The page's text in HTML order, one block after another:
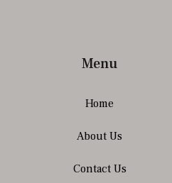
Menu
Home
About Us
Contact Us